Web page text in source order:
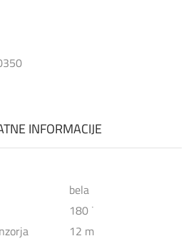
INFORMACIJE
bela
180 ˙
12 m